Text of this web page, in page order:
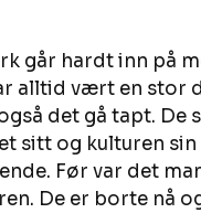
går hardt inn på
alltid vært en stor
det gå tapt. De
sitt og kulturen
Før var det
De er borte nå